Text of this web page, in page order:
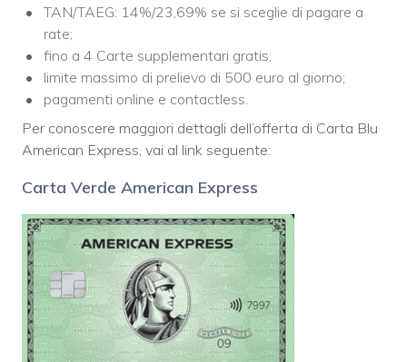
TAN/TAEG: 14%/23,69% se si sceglie di pagare a
rate;
fino a 4 Carte supplementari gratis;
limite massimo di prelievo di 500 euro al giorno;
pagamenti online e contactless.
Per conoscere maggiori dettagli dell’offerta di Carta Blu
American Express, vai al link seguente:
Carta Verde American Express